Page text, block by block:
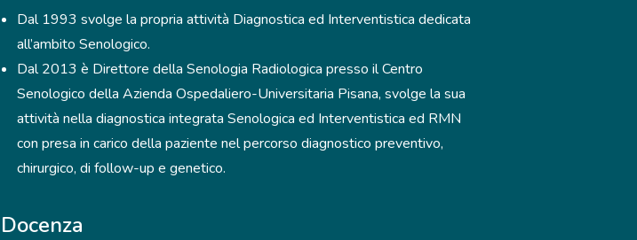
Dal 1993 svolge la propria attività Diagnostica ed Interventistica dedicata
all’ambito Senologico.
Dal 2013 è Direttore della Senologia Radiologica presso il Centro
Senologico della Azienda Ospedaliero-Universitaria Pisana, svolge la sua
attività nella diagnostica integrata Senologica ed Interventistica ed RMN
con presa in carico della paziente nel percorso diagnostico preventivo,
chirurgico, di follow-up e genetico.
Docenza